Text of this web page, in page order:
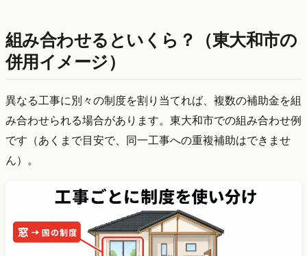
組み合わせるといくら？（東大和市の
併用イメージ）
異なる工事に別々の制度を割り当てれば、複数の補助金を組
み合わせられる場合があります。東大和市での組み合わせ例
です（あくまで目安で、同一工事への重複補助はできませ
ん）。